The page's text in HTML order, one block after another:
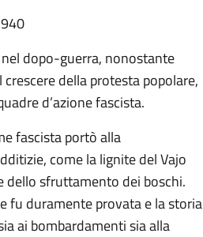
dopo-guerra, nonostante
della protesta popolare,
d’azione fascista.
fascista portò alla
come la lignite del Vajo
dello sfruttamento dei boschi.
fu duramente provata e la storia
ai bombardamenti sia alla